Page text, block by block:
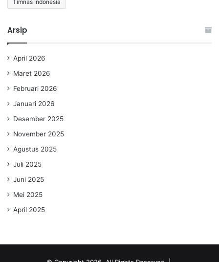
Timnas Indonesia
Arsip
April 2026
Maret 2026
Februari 2026
Januari 2026
Desember 2025
November 2025
Agustus 2025
Juli 2025
Juni 2025
Mei 2025
April 2025